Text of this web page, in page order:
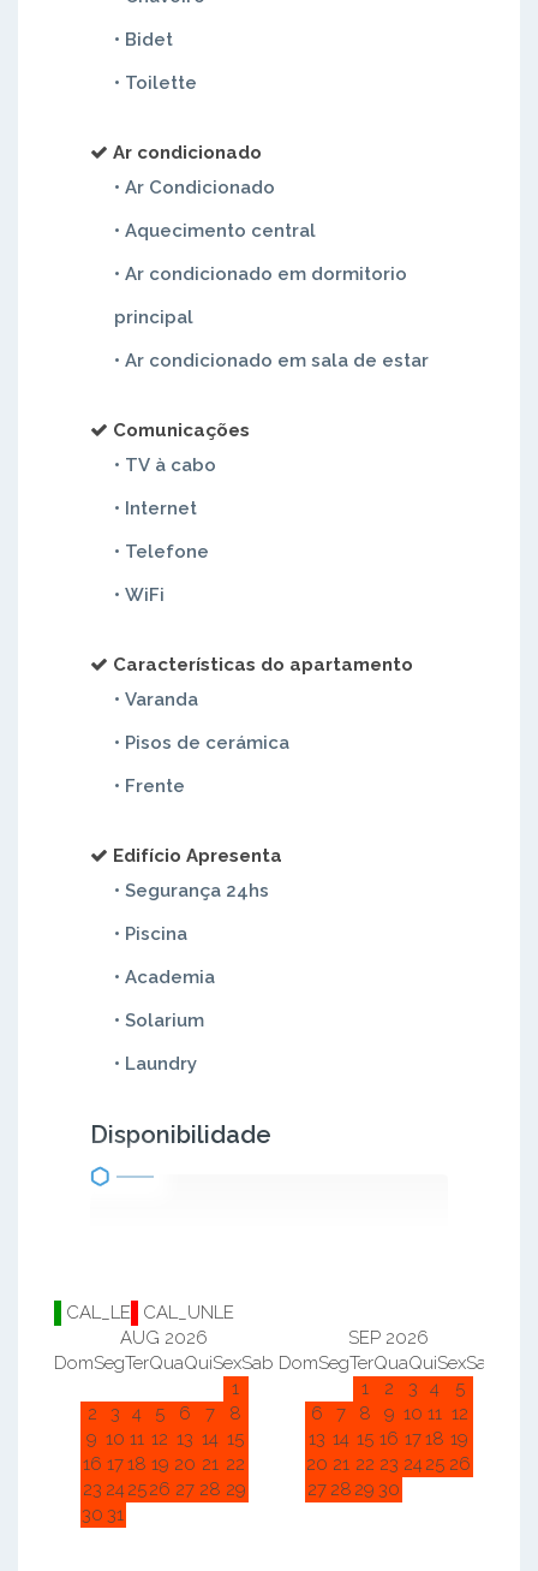
• Bidet
• Toilette
Ar condicionado
• Ar Condicionado
• Aquecimento central
• Ar condicionado em dormitorio
principal
• Ar condicionado em sala de estar
Comunicações
• TV à cabo
• Internet
• Telefone
• WiFi
Características do apartamento
• Varanda
• Pisos de cerámica
• Frente
Edifício Apresenta
• Segurança 24hs
• Piscina
• Academia
• Solarium
• Laundry
Disponibilidade
CAL_LE
CAL_UNLE
AUG 2026
DomSegTerQuaQuiSexSab
1
2
3 4 5 6 7
8
9 10 11 12 13 14 15
16 1718 19 20 21 22
23 242526 27 28 29
30 31
SEP 2026
DomSegTerQuaQuiSexSab
1
2 3 4
5
6
7 8 9 10 11 12
13 14 15 16 1718 19
20 21 22 23 2425 26
27 28 29 30